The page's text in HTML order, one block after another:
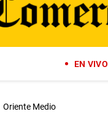
EN VIVO
Oriente Medio